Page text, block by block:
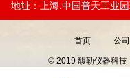
地址：上海.中国普天工业
首页 公
© 2019 馥勒仪器科技